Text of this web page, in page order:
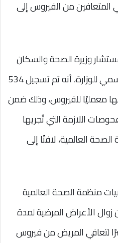
المتعافين من الفيروس إلى
وزيرة الصحة والسكان
لشئون الإعلام والمتحدث الرسمي للوزارة، أنه تم تسجيل 534
معمليًا للفيروس، وذلك ضمن
اللازمة التي تُجريها
العالمية، لافتًا إلى
منظمة الصحة العالمية
في ٢٧ مايو ٢٠٢٠، فإن زوال الأعراض المرضية لمدة
لتعافي المريض من فيروس